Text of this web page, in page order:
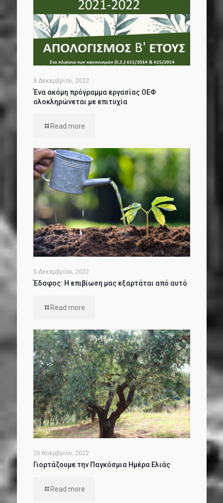
8 Δεκεμβρίου, 2022
Ένα ακόμη πρόγραμμα εργασίας ΟΕΦ
ολοκληρώνεται με επιτυχία
Read more
5 Δεκεμβρίου, 2022
Έδαφος: Η επιβίωση μας εξαρτάται από αυτό
Read more
26 Νοεμβρίου, 2022
Γιορτάζουμε την Παγκόσμια Ημέρα Ελιάς
Read more